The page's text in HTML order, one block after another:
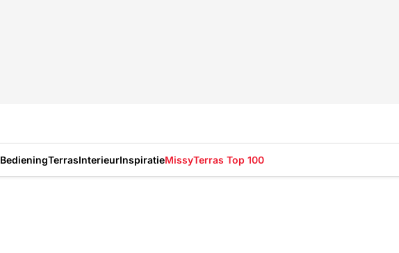
BedieningTerrasInterieurInspiratieMissyTerras Top 100